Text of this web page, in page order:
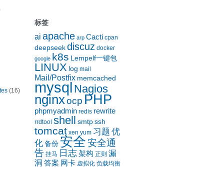
(16)
标签
ai apache arp Cacti cpan
deepseek discuz docker
google k8s Lempelf一键包
LINUX log mail
Mail/Postfix memcached
mysql Nagios
nginxocp PHP
phpmyadmin redis rewrite
rrdtool shell smtp ssh
tomcat xen yum 习题 优
化 备份 安全安全通
告 挂马 日志架构 正则 漏
洞 答案 网卡 虚拟化 负载均衡